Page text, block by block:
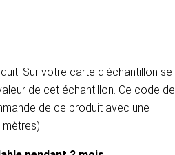
Sur votre carte d'échantillon se
de cet échantillon. Ce code de
de ce produit avec une